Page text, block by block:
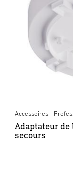
Accessoires -
Adaptateur de
secours